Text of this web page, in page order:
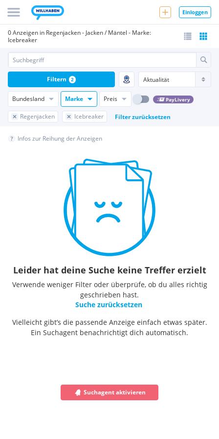
Einloggen
0 Anzeigen in Regenjacken - Jacken / Mäntel - Marke:
Icebreaker
Bundesland Marke Preis PayLivery
Regenjacken Icebreaker Filter zurücksetzen
Filtern 2
Infos zur Reihung der Anzeigen
Leider hat deine Suche keine Treffer erzielt
Verwende weniger Filter oder überprüfe, ob du alles richtig
geschrieben hast.
Suche zurücksetzen
Vielleicht gibt’s die passende Anzeige einfach etwas später.
Ein Suchagent benachrichtigt dich automatisch.
Suchagent aktivieren